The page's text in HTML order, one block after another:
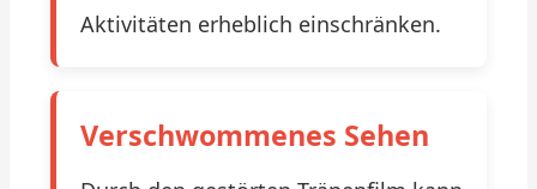
Aktivitäten erheblich einschränken.
Verschwommenes Sehen